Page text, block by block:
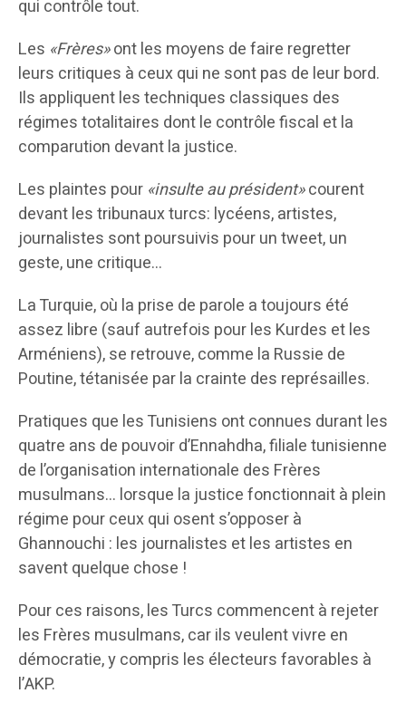
qui contrôle tout.
Les «Frères»ont les moyens de faire regretter
leurs critiques à ceux qui ne sont pas de leur bord.
Ils appliquent les techniques classiques des
régimes totalitaires dont le contrôle fiscal et la
comparution devant la justice.
Les plaintes pour «insulte au président»courent
devant les tribunaux turcs: lycéens, artistes,
journalistes sont poursuivis pour un tweet, un
geste, une critique…
La Turquie, où la prise de parole a toujours été
assez libre (sauf autrefois pour les Kurdes et les
Arméniens), se retrouve, comme la Russie de
Poutine, tétanisée par la crainte des représailles.
Pratiques que les Tunisiens ont connues durant les
quatre ans de pouvoir d’Ennahdha, filiale tunisienne
de l’organisation internationale des Frères
musulmans… lorsque la justice fonctionnait à plein
régime pour ceux qui osent s’opposer à
Ghannouchi : les journalistes et les artistes en
savent quelque chose !
Pour ces raisons, les Turcs commencent à rejeter
les Frères musulmans, car ils veulent vivre en
démocratie, y compris les électeurs favorables à
l’AKP.